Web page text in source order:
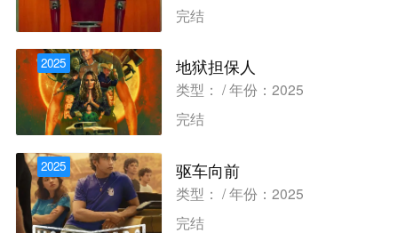
完结
2025 地狱担保人
类型： / 年份：2025
完结
2025 驱车向前
类型： / 年份：2025
完结